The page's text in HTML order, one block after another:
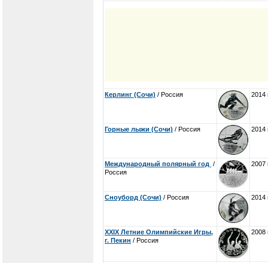
Керлинг (Сочи) / Россия 2014
Горные лыжи (Сочи) / Россия 2014
Международный полярный год /
Россия
2007
Сноуборд (Сочи) / Россия 2014
XXIX Летние Олимпийские Игры,
г. Пекин / Россия
2008